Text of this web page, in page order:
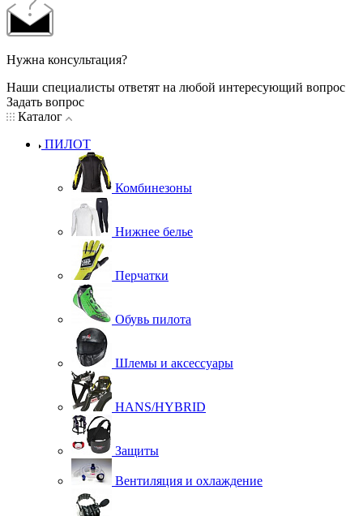
Нужна консультация?
Наши специалисты ответят на любой интересующий вопрос
Задать вопрос
Каталог
ПИЛОТ
Комбинезоны
Нижнее белье
Перчатки
Обувь пилота
Шлемы и аксессуары
HANS/HYBRID
Защиты
Вентиляция и охлаждение